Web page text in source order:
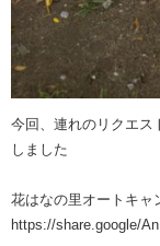
今回、連れのリクエス
しました
花はなの里オートキャ
https://share.google/